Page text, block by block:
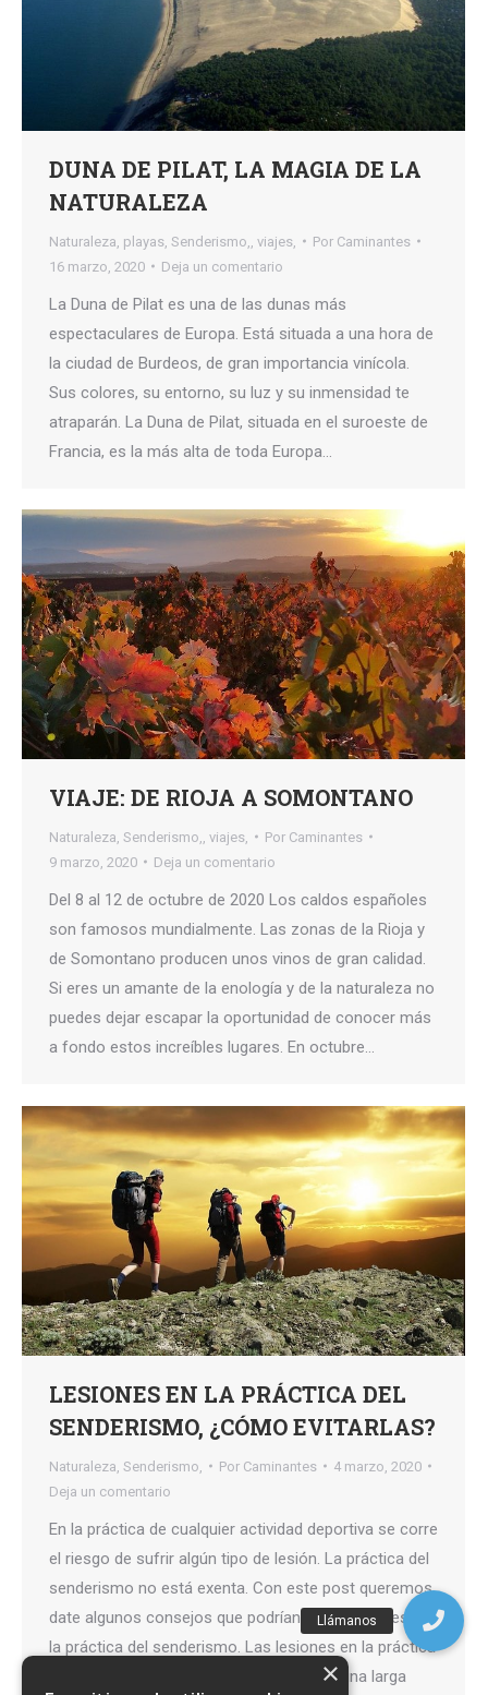
DUNA DE PILAT, LA MAGIA DE LA
NATURALEZA
Naturaleza playas Senderismo, viajes, Por Caminantes
16 marzo, 2020
Deja un comentario
La Duna de Pilat es una de las dunas más
espectaculares de Europa. Está situada a una hora de
la ciudad de Burdeos, de gran importancia vinícola.
Sus colores, su entorno, su luz y su inmensidad te
atraparán. La Duna de Pilat, situada en el suroeste de
Francia, es la más alta de toda Europa…
VIAJE: DE RIOJA A SOMONTANO
Naturaleza Senderismo, viajes, Por Caminantes
9 marzo, 2020
Deja un comentario
Del 8 al 12 de octubre de 2020 Los caldos españoles
son famosos mundialmente. Las zonas de la Rioja y
de Somontano producen unos vinos de gran calidad.
Si eres un amante de la enología y de la naturaleza no
puedes dejar escapar la oportunidad de conocer más
a fondo estos increíbles lugares. En octubre…
LESIONES EN LA PRÁCTICA DEL
SENDERISMO, ¿CÓMO EVITARLAS?
Naturaleza Senderismo, Por Caminantes
4 marzo, 2020
Deja un comentario
En la práctica de cualquier actividad deportiva se corre
el riesgo de sufrir algún tipo de lesión. La práctica del
senderismo no está exenta. Con este post queremos
date algunos consejos que podrían evitar lesiones en
la práctica del senderismo. Las lesiones en la práctica
del senderismo podría alejarnos durante una larga
×